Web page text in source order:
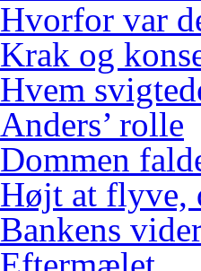
Hvorfor var
Krak og
Hvem
Anders’ rolle
Dommen
Højt at flyve,
Bankens